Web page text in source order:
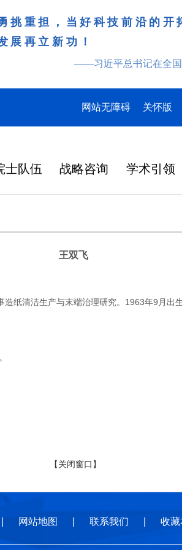
重担，当好科技前沿的
展再立新功！
——习近平总书记在全国
网站无障碍 关怀版
士队伍 战略咨询 学术引领
王双飞
清洁生产与末端治理研究。1963年9月出
【关闭窗口】
网站地图 联系我们 收